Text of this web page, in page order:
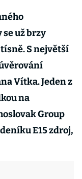
už brzy
S největší
Vítka. Jeden z
na
Group
E15 zdroj,